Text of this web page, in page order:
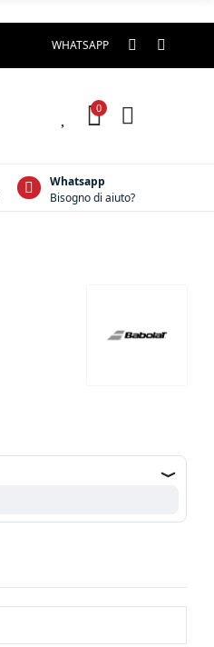
WHATSAPP
0
Whatsapp
Bisogno di aiuto?